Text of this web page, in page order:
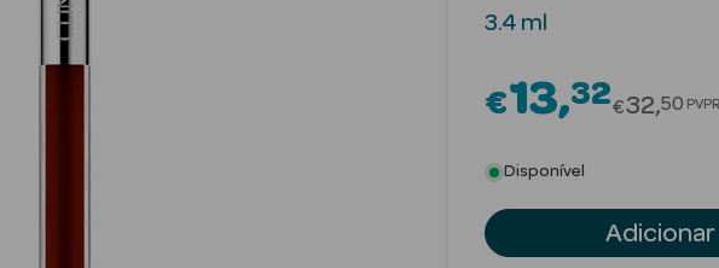
3.4 ml
€13 32Price
€32 50 PVPR
Disponível
Adicionar